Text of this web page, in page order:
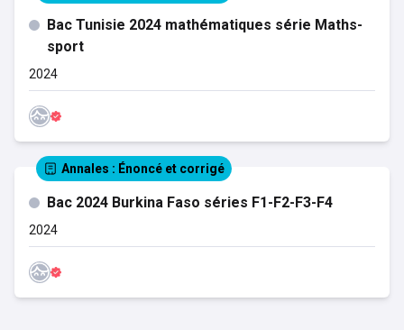
Bac Tunisie 2024 mathématiques série Maths-
sport
2024
Annales : Énoncé et corrigé
Bac 2024 Burkina Faso séries F1-F2-F3-F4
2024